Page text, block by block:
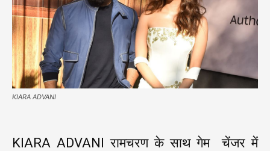
KIARA ADVANI
KIARA ADVANI रामचरण के साथ गेम चेंजर में